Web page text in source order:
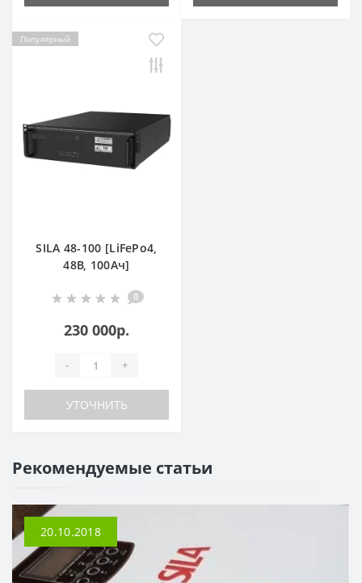
Популярный
SILA 48-100 [LiFePo4,
48В, 100Ач]
0
230 000р.
- +
УТОЧНИТЬ
Рекомендуемые статьи
20.10.2018